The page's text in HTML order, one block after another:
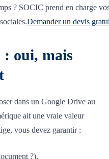
? SOCIC prend en charge
Demander un devis
oui, mais
dans un Google Drive au
ait une vraie valeur
vous devez garantir :
?),